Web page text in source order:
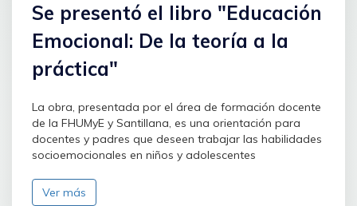
Se presentó el libro "Educación
Emocional: De la teoría a la
práctica"
La obra, presentada por el área de formación docente
de la FHUMyE y Santillana, es una orientación para
docentes y padres que deseen trabajar las habilidades
socioemocionales en niños y adolescentes
Ver más